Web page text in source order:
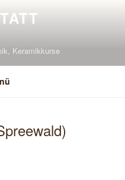
Keramikkurse